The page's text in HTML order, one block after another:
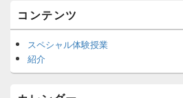
Primary
Sidebar
Area
コンテンツ
スペシャル体験授業
紹介